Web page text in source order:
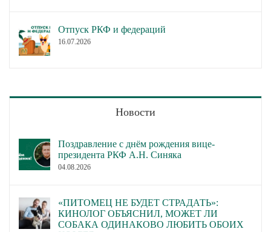
Отпуск РКФ и федераций
16.07.2026
Новости
Поздравление с днём рождения вице-
президента РКФ А.Н. Синяка
04.08.2026
«ПИТОМЕЦ НЕ БУДЕТ СТРАДАТЬ»:
КИНОЛОГ ОБЪЯСНИЛ, МОЖЕТ ЛИ
СОБАКА ОДИНАКОВО ЛЮБИТЬ ОБОИХ